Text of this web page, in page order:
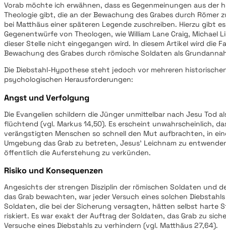
Vorab möchte ich erwähnen, dass es Gegenmeinungen aus der
Theologie gibt, die an der Bewachung des Grabes durch Römer
bei Matthäus einer späteren Legende zuschreiben. Hierzu gibt
Gegenentwürfe von Theologen, wie William Lane Craig, Michael
dieser Stelle nicht eingegangen wird. In diesem Artikel wird die
Bewachung des Grabes durch römische Soldaten als
Die Diebstahl-Hypothese steht jedoch vor mehreren
psychologischen Herausforderungen:
Angst und Verfolgung
Die Evangelien schildern die Jünger unmittelbar nach Jesu Tod
flüchtend (vgl. Markus 14,50). Es erscheint unwahrscheinlich,
verängstigten Menschen so schnell den Mut aufbrachten, in
Umgebung das Grab zu betreten, Jesus’ Leichnam zu
öffentlich die Auferstehung zu verkünden.
Risiko und Konsequenzen
Angesichts der strengen Disziplin der römischen Soldaten und
das Grab bewachten, war jeder Versuch eines solchen
Soldaten, die bei der Sicherung versagten, hätten selbst harte
riskiert. Es war exakt der Auftrag der Soldaten, das Grab zu
Versuche eines Diebstahls zu verhindern (vgl. Matthäus 27,64).